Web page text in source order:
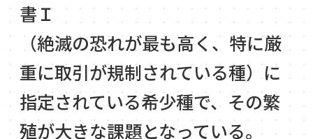
書Ｉ
（絶滅の恐れが最も高く、特に厳
重に取引が規制されている種）に
指定されている希少種で、その繁
殖が大きな課題となっている。